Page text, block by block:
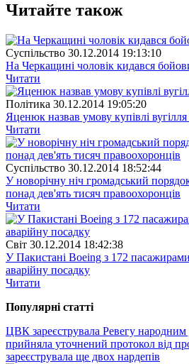
Читайте також
Суспiльство 30.12.2014 19:13:10
На Черкащині чоловік кидався
Читати
Полiтика 30.12.2014 19:05:20
Яценюк назвав умову купівлі
Читати
Суспiльство 30.12.2014 18:52:44
У новорічну ніч громадський
понад дев'ять тисяч правоохоронців
Читати
Свiт 30.12.2014 18:42:38
У Пакистані Boeing з 172
аварійну посадку
Читати
Популярнi статтi
ЦВК зареєструвала Ревегу народним
прийняла уточнений протокол від
зареєструвала ще двох нардепів